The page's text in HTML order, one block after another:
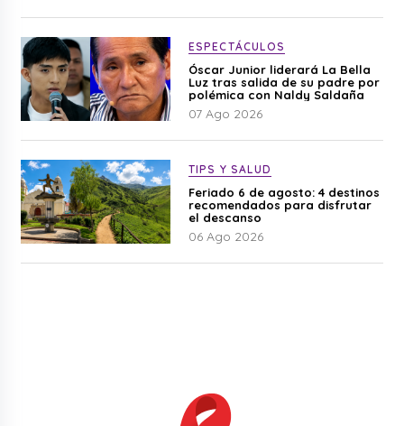
ESPECTÁCULOS
Óscar Junior liderará La Bella
Luz tras salida de su padre por
polémica con Naldy Saldaña
07 Ago 2026
TIPS Y SALUD
Feriado 6 de agosto: 4 destinos
recomendados para disfrutar
el descanso
06 Ago 2026